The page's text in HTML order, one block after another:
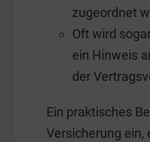
zugeordnet
Oft wird
ein Hinweis
der
Ein praktisches
Versicherung